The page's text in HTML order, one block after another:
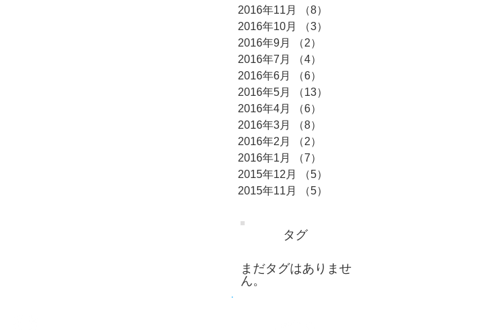
2016年11月
（8）
2016年10月
（3）
2016年9月
（2）
2016年7月
（4）
2016年6月
（6）
2016年5月
（13）
2016年4月
（6）
2016年3月
（8）
2016年2月
（2）
2016年1月
（7）
2015年12月
（5）
2015年11月
（5）
タグ
まだタグはありませ
ん。